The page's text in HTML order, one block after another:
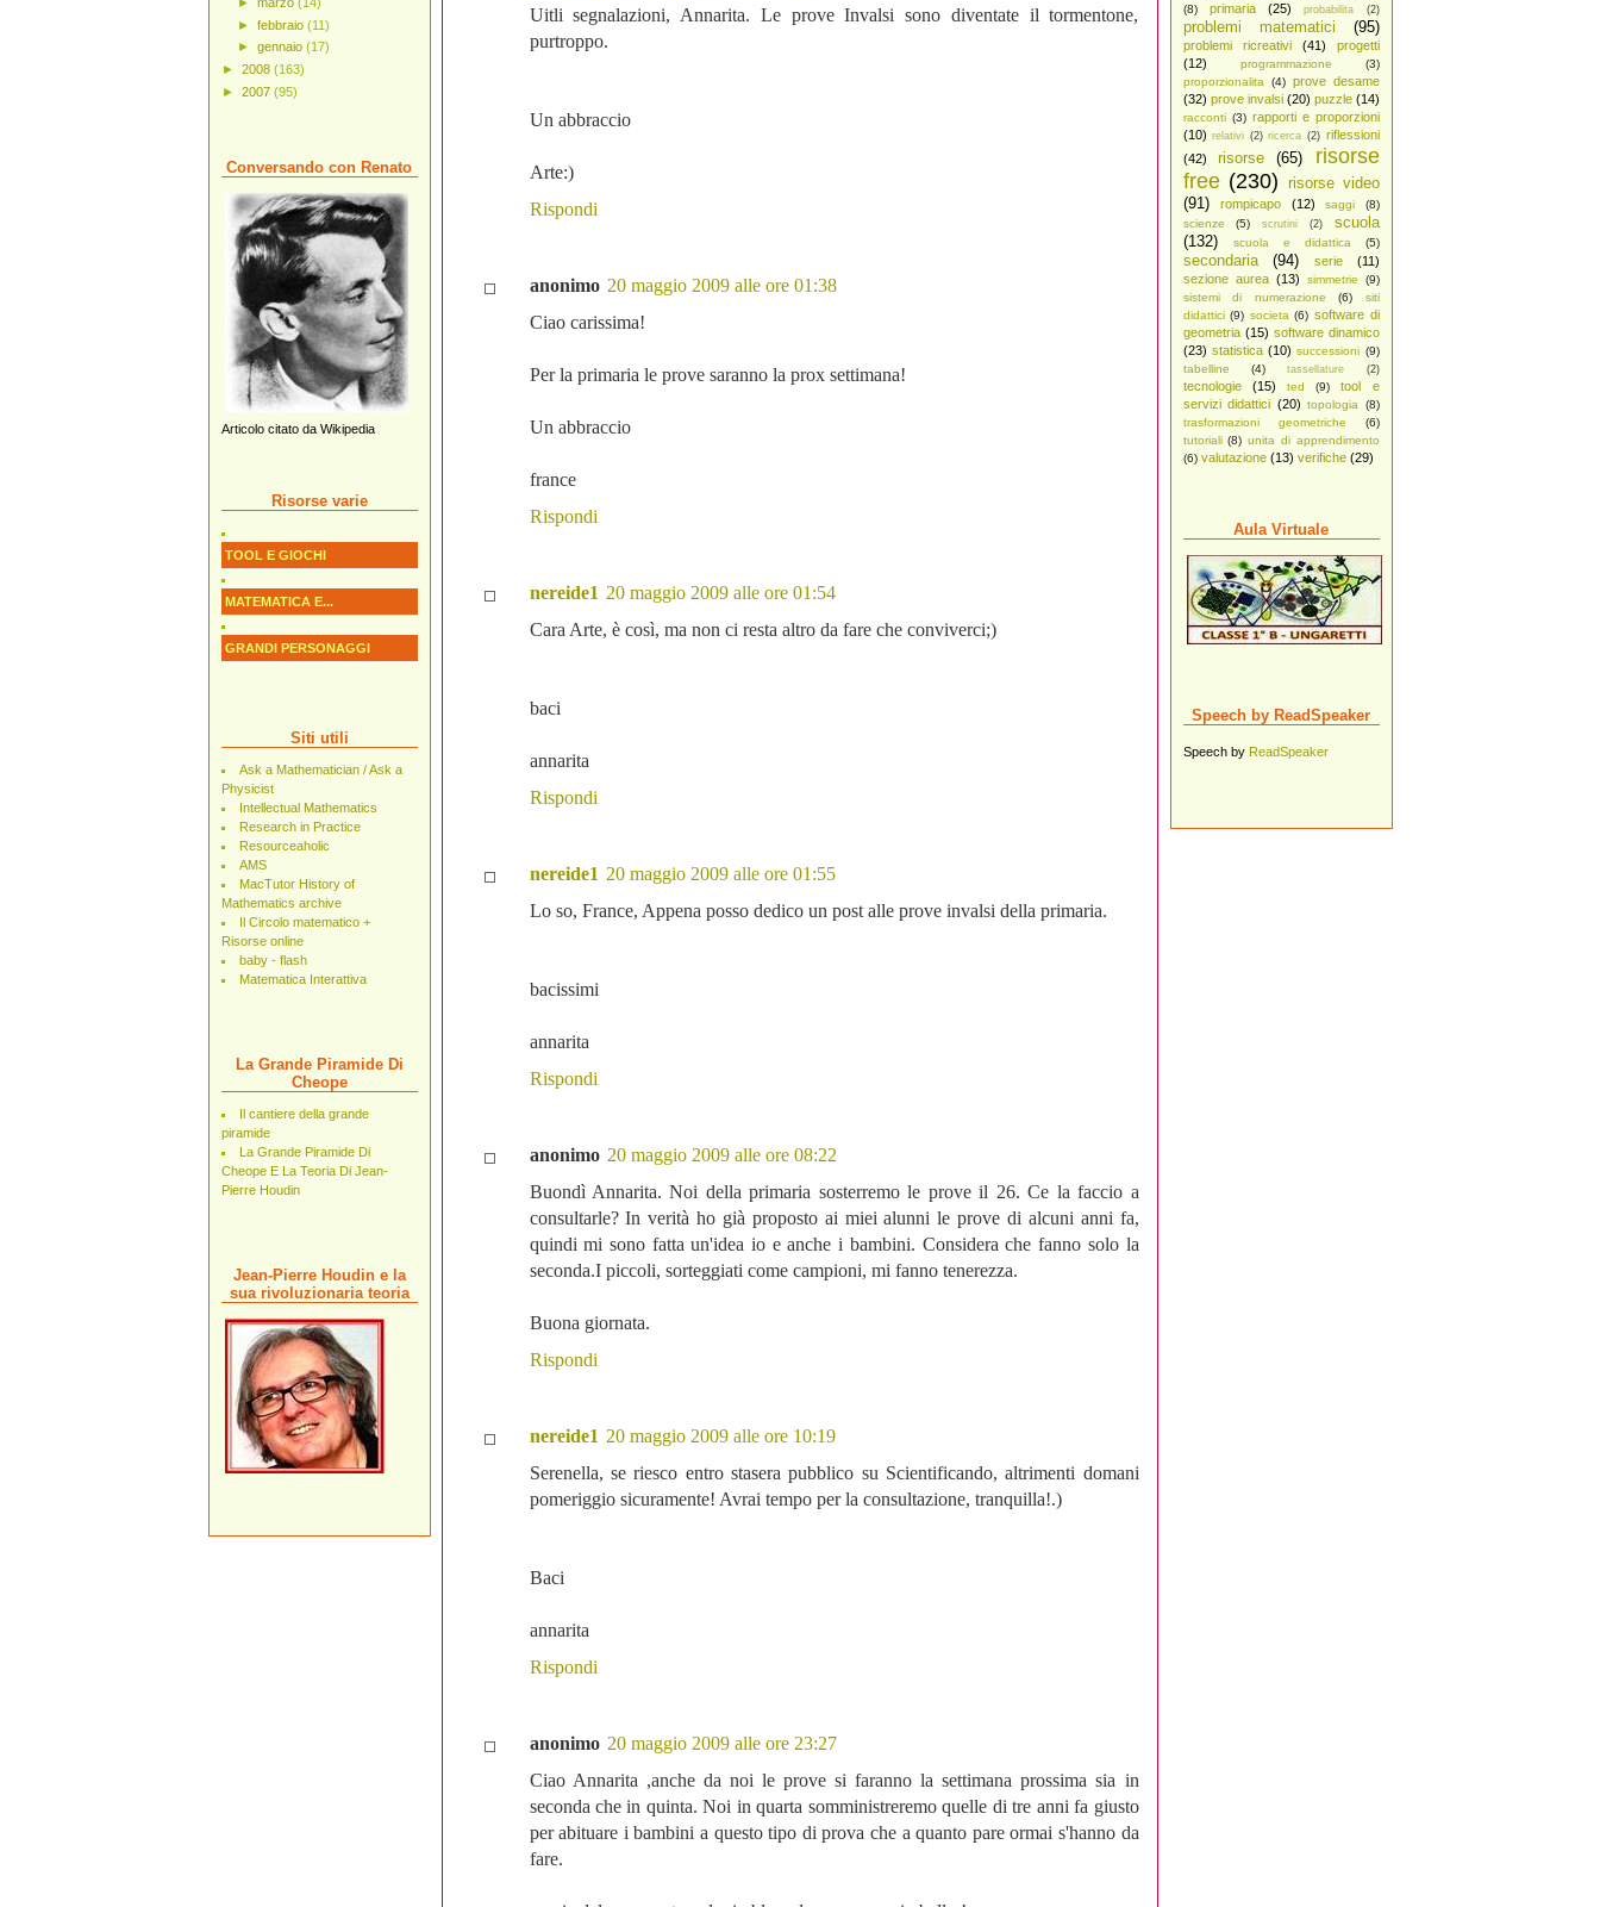
(8)
primaria (25) probabilita (2)
problemi matematici (95)
problemi ricreativi (41)
progetti
(12)
programmazione
(3)
proporzionalita
(4) prove desame
(32) prove invalsi (20) puzzle (14)
racconti (3) rapporti e proporzioni
(10) relativi (2) ricerca (2) riflessioni
(42)
risorse (65)
risorse
free (230) risorse video
(91)
rompicapo (12) saggi
(8)
scienze
(5) scrutini (2)
scuola
(132)
scuola e didattica (5)
secondaria (94) serie
(11)
sezione aurea (13) simmetrie
(9)
sistemi di numerazione
(6)
siti
didattici (9) societa (6) software di
geometria (15) software dinamico
(23) statistica (10) successioni (9)
tabelline
(4) tassellature (2)
tecnologie (15) ted (9)
tool e
servizi didattici (20) topologia
(8)
trasformazioni geometriche
(6)
tutoriali (8) unita di apprendimento
(6) valutazione (13) verifiche (29)
Aula Virtuale
Speech by ReadSpeaker
Speech by ReadSpeaker
Uitli segnalazioni, Annarita. Le prove Invalsi sono diventate il tormentone,
purtroppo.
Un abbraccio
Arte:)
Rispondi
anonimo 20 maggio 2009 alle ore 01:38
Ciao carissima!
Per la primaria le prove saranno la prox settimana!
Un abbraccio
france
Rispondi
nereide1 20 maggio 2009 alle ore 01:54
Cara Arte, è così, ma non ci resta altro da fare che conviverci;)
baci
annarita
Rispondi
nereide1 20 maggio 2009 alle ore 01:55
Lo so, France, Appena posso dedico un post alle prove invalsi della primaria.
bacissimi
annarita
Rispondi
anonimo 20 maggio 2009 alle ore 08:22
Buondì Annarita. Noi della primaria sosterremo le prove il 26. Ce la faccio a
consultarle? In verità ho già proposto ai miei alunni le prove di alcuni anni fa,
quindi mi sono fatta un'idea io e anche i bambini. Considera che fanno solo la
seconda.I piccoli, sorteggiati come campioni, mi fanno tenerezza.
Buona giornata.
Rispondi
nereide1 20 maggio 2009 alle ore 10:19
Serenella, se riesco entro stasera pubblico su Scientificando, altrimenti domani
pomeriggio sicuramente! Avrai tempo per la consultazione, tranquilla!.)
Baci
annarita
Rispondi
anonimo 20 maggio 2009 alle ore 23:27
Ciao Annarita ,anche da noi le prove si faranno la settimana prossima sia in
seconda che in quinta. Noi in quarta somministreremo quelle di tre anni fa giusto
per abituare i bambini a questo tipo di prova che a quanto pare ormai s'hanno da
fare.
► febbraio (11)
► gennaio (17)
► 2008 (163)
► 2007 (95)
Conversando con Renato
Articolo citato da Wikipedia
Risorse varie
TOOL E GIOCHI
MATEMATICA E...
GRANDI PERSONAGGI
Siti utili
Ask a Mathematician / Ask a
Physicist
Intellectual Mathematics
Research in Practice
Resourceaholic
AMS
MacTutor History of
Mathematics archive
Il Circolo matematico +
Risorse online
baby - flash
Matematica Interattiva
La Grande Piramide Di
Cheope
Il cantiere della grande
piramide
La Grande Piramide Di
Cheope E La Teoria Di Jean-
Pierre Houdin
Jean-Pierre Houdin e la
sua rivoluzionaria teoria